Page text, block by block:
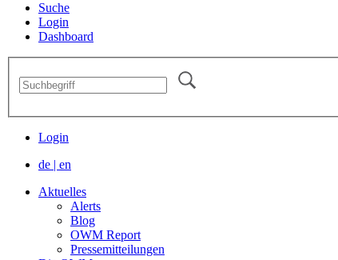
Suche
Login
Dashboard
Login
de | en
Aktuelles
Alerts
Blog
OWM Report
Pressemitteilungen